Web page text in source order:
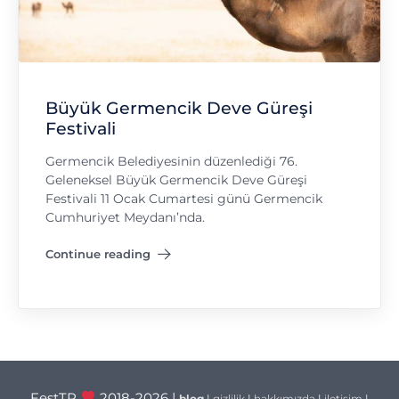
Büyük Germencik Deve Güreşi
Festivali
Germencik Belediyesinin düzenlediği 76.
Geleneksel Büyük Germencik Deve Güreşi
Festivali 11 Ocak Cumartesi günü Germencik
Cumhuriyet Meydanı’nda.
Continue reading
"Büyük Germencik Deve Güreşi Festivali"